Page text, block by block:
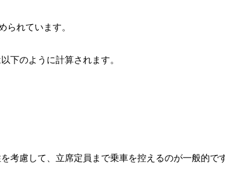
られています。
下のように計算されます。
考慮して、立席定員まで乗車を控えるのが一般的です